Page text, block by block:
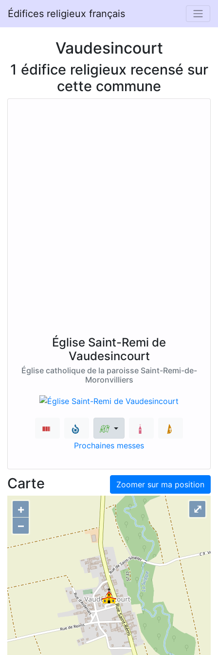
Édifices religieux français
Vaudesincourt
1 édifice religieux recensé sur
cette commune
Église Saint-Remi de
Vaudesincourt
Église catholique de la paroisse Saint-Remi-de-
Moronvilliers
Prochaines messes
Zoomer sur ma position
Carte
+
–
⤢